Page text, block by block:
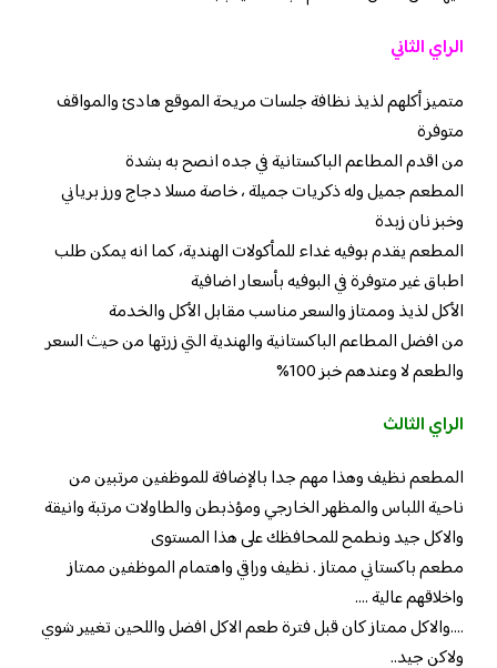
الراي الثاني
متميز أكلهم لذيذ نظافة جلسات مريحة الموقع هادئ والمواقف
متوفرة
من اقدم المطاعم الباكستانية في جده انصح به بشدة
المطعم جميل وله ذكريات جميلة ، خاصة مسلا دجاج ورز برياني
وخبز نان زبدة
المطعم يقدم بوفيه غداء للمأكولات الهندية، كما انه يمكن طلب
اطباق غير متوفرة في البوفيه بأسعار اضافية
الأكل لذيذ وممتاز والسعر مناسب مقابل الأكل والخدمة
من افضل المطاعم الباكستانية والهندية التي زرتها من حيث السعر
والطعم لا وعندهم خبز 100%
الراي الثالث
المطعم نظيف وهذا مهم جدا بالإضافة للموظفين مرتبين من
ناحية اللباس والمظهر الخارجي ومؤذبطن والطاولات مرتبة وانيقة
والاكل جيد ونطمح للمحافظك على هذا المستوى
مطعم باكستاني ممتاز . نظيف وراقي واهتمام الموظفين ممتاز
واخلاقهم عالية ….
….والاكل ممتاز كان قبل فترة طعم الاكل افضل واللحين تغيير شوي
ولاكن جيد..